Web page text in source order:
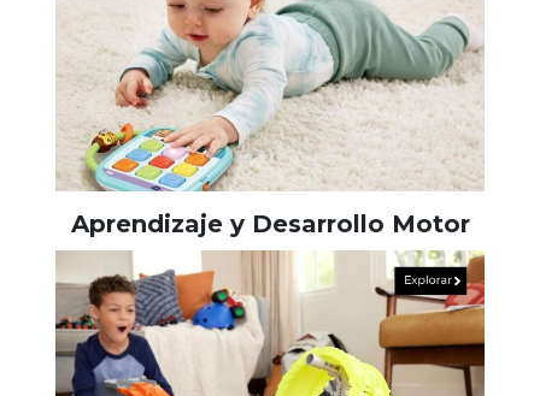
Aprendizaje y Desarrollo Motor